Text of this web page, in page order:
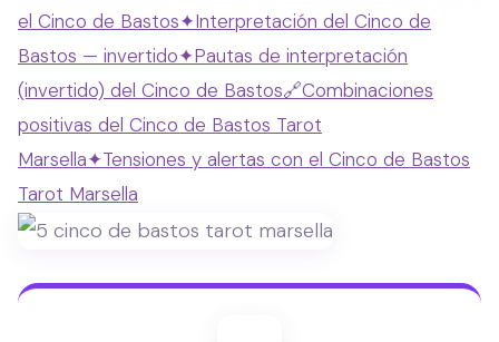
el Cinco de Bastos✦Interpretación del Cinco de
Bastos — invertido✦Pautas de interpretación
(invertido) del Cinco de Bastos🔗Combinaciones
positivas del Cinco de Bastos Tarot
Marsella✦Tensiones y alertas con el Cinco de Bastos
Tarot Marsella